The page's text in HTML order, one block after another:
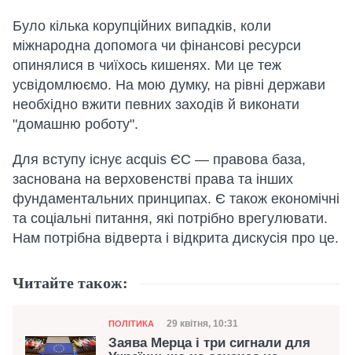
Було кілька корупційних випадків, коли
міжнародна допомога чи фінансові ресурси
опинялися в чиїхось кишенях. Ми це теж
усвідомлюємо. На мою думку, на рівні держави
необхідно вжити певних заходів й виконати
"домашню роботу".
Для вступу існує acquis ЄС — правова база,
заснована на верховенстві права та інших
фундаментальних принципах. Є також економічні
та соціальні питання, які потрібно врегулювати.
Нам потрібна відверта і відкрита дискусія про це.
Читайте також:
Категорія
ПОЛІТИКА Дата публікації
29 квітня, 10:31
Заява Мерца і три сигнали для